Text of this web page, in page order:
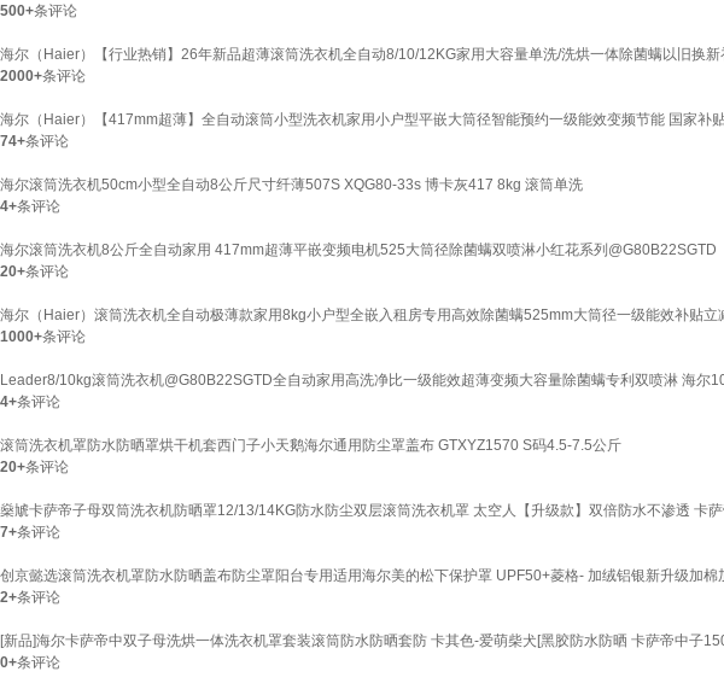
500+条评论
海尔（Haier）【行业热销】26年新品超薄滚筒洗衣机全自动8/10/12KG家用大容量单洗/洗烘一体除菌螨以旧换
2000+条评论
海尔（Haier）【417mm超薄】全自动滚筒小型洗衣机家用小户型平嵌大筒径智能预约一级能效变频节能 国家补
74+条评论
海尔滚筒洗衣机50cm小型全自动8公斤尺寸纤薄507S XQG80-33s 博卡灰417 8kg 滚筒单洗
4+条评论
海尔滚筒洗衣机8公斤全自动家用 417mm超薄平嵌变频电机525大筒径除菌螨双喷淋小红花系列
20+条评论
海尔（Haier）滚筒洗衣机全自动极薄款家用8kg小户型全嵌入租房专用高效除菌螨525mm大筒径一级能效补贴
1000+条评论
Leader8/10kg滚筒洗衣机@G80B22SGTD全自动家用高洗净比一级能效超薄变频大容量除菌螨专利双喷淋 海尔
4+条评论
滚筒洗衣机罩防水防晒罩烘干机套西门子小天鹅海尔通用防尘罩盖布 GTXYZ1570 S码4.5-7.5公斤
20+条评论
燊虓卡萨帝子母双筒洗衣机防晒罩12/13/14KG防水防尘双层滚筒洗衣机罩 太空人【升级款】双倍防水不渗透 卡
7+条评论
创京懿选滚筒洗衣机罩防水防晒盖布防尘罩阳台专用适用海尔美的松下保护罩 UPF50+菱格- 加绒铝银新升级加
2+条评论
[新品]海尔卡萨帝中双子母洗烘一体洗衣机罩套装滚筒防水防晒套防 卡其色-爱萌柴犬[黑胶防水防晒 卡萨帝中子
0+条评论